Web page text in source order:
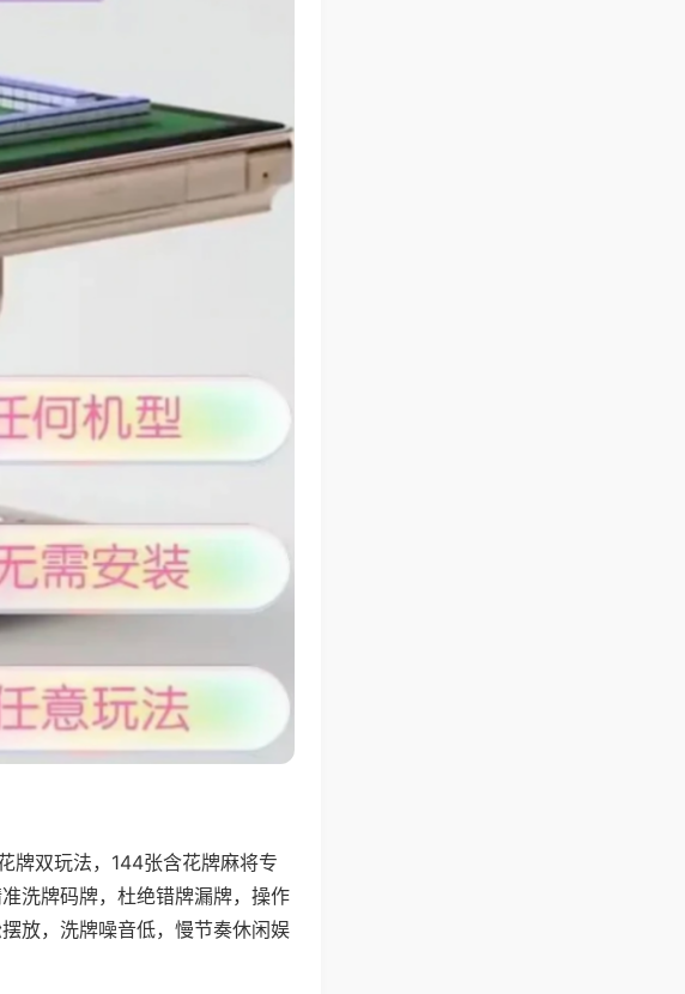
牌双玩法，144张含花牌麻将专
洗牌码牌，杜绝错牌漏牌，操作
放，洗牌噪音低，慢节奏休闲娱